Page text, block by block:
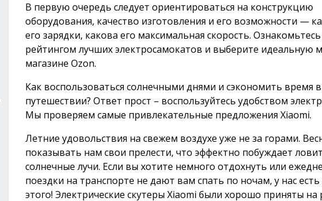
В первую очередь следует ориентироваться на конструкцию
оборудования, качество изготовления и его возможности —
его зарядки, какова его максимальная скорость. Ознакомьтесь
рейтингом лучших электросамокатов и выберите идеальную
магазине Ozon.
Как воспользоваться солнечными днями и сэкономить время в
путешествии? Ответ прост – воспользуйтесь удобством
Мы проверяем самые привлекательные предложения Xiaomi.
Летние удовольствия на свежем воздухе уже не за горами.
показывать нам свои прелести, что эффектно побуждает
солнечные лучи. Если вы хотите немного отдохнуть или
поездки на транспорте не дают вам спать по ночам, у нас есть
этого! Электрические скутеры Xiaomi были хорошо приняты на